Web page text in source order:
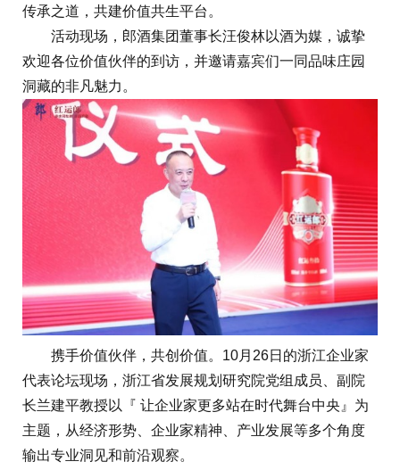
传承之道，共建价值共生平台。
活动现场，郎酒集团董事长汪俊林以酒为媒，诚挚
欢迎各位价值伙伴的到访，并邀请嘉宾们一同品味庄园
洞藏的非凡魅力。
携手价值伙伴，共创价值。10月26日的浙江企业家
代表论坛现场，浙江省发展规划研究院党组成员、副院
长兰建平教授以『 让企业家更多站在时代舞台中央』为
主题，从经济形势、企业家精神、产业发展等多个角度
输出专业洞见和前沿观察。